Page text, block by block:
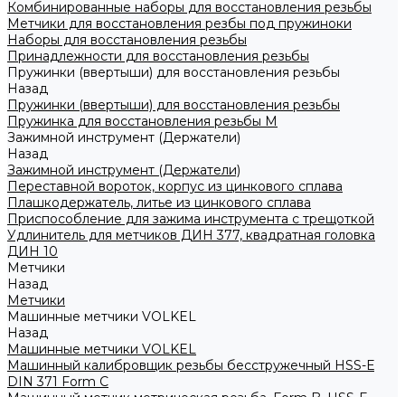
Комбинированные наборы для восстановления резьбы
Метчики для восстановления резбы под пружиноки
Наборы для восстановления резьбы
Принадлежности для восстановления резьбы
Пружинки (ввертыши) для восстановления резьбы
Назад
Пружинки (ввертыши) для восстановления резьбы
Пружинка для восстановления резьбы M
Зажимной инструмент (Держатели)
Назад
Зажимной инструмент (Держатели)
Переставной вороток, корпус из цинкового сплава
Плашкодержатель, литье из цинкового сплава
Приспособление для зажима инструмента с трещоткой
Удлинитель для метчиков ДИН 377, квадратная головка
ДИН 10
Метчики
Назад
Метчики
Машинные метчики VOLKEL
Назад
Машинные метчики VOLKEL
Машинный калибровщик резьбы бесстружечный HSS-Е
DIN 371 Form C